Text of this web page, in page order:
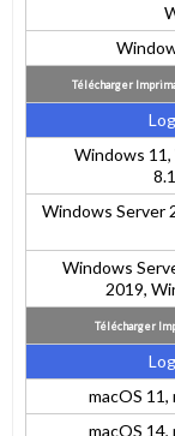
Télécharger
Windows
Windows Server
Windows
2019,
Télécharger
macOS 11,
macOS 14,